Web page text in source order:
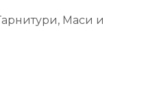
Маси и